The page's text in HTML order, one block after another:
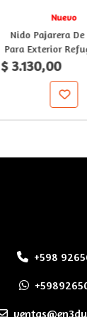
Nuevo
Nido Pajarera De
Para Exterior
$ 3.130,00
+598